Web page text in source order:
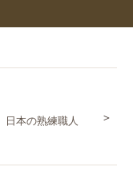
日本の熟練職人
＞